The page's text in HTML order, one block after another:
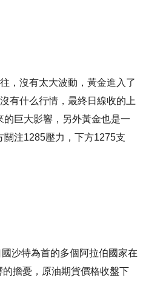
沒有太大波動，黃金進入了
有什么行情，最終日線收的上
巨大影響，另外黃金也是一
注1285壓力，下方1275支
沙特為首的多個阿拉伯國家在
擔憂，原油期貨價格收盤下